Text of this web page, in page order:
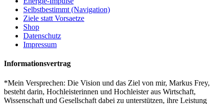
Selbstbestimmt (Navigation)
Ziele statt Vorsaetze
Shop
Datenschutz
Impressum
Informationsvertrag
*Mein Versprechen: Die Vision und das Ziel von mir, Markus Frey,
besteht darin, Hochleisterinnen und Hochleister aus Wirtschaft,
Wissenschaft und Gesellschaft dabei zu unterstützen, ihre Leistung